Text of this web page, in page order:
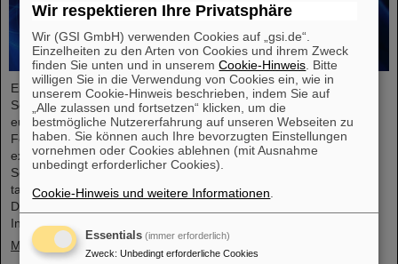
Einem internationalen Forschungsteam ist ein entscheidender
Schritt zu einer neuen Generation von Atomuhren gelungen. Am
europäischen Röntgenlaser European XFEL haben die
Forschenden auf Basis des Elements Scandium einen wesentlich
exakteren Taktgeber erzeugt, der eine Genauigkeit von einer
Sekunde in 300 Milliarden Jahren ermöglicht – das ist rund
tausendmal präziser als die Standard-Atomuhr auf Cäsium-Basis.
Das Team, zu dem auch Wissenschaftler*innen des Helmholtz-
Instituts Jena, ....
Mehr »
Wir respektieren Ihre Privatsphäre
Wir (GSI GmbH) verwenden Cookies auf „gsi.de“.
Einzelheiten zu den Arten von Cookies und ihrem Zweck
finden Sie unten und in unseremCookie-Hinweis . Bitte
willigen Sie in die Verwendung von Cookies ein, wie in
unserem Cookie-Hinweis beschrieben, indem Sie auf
„Alle zulassen und fortsetzen“ klicken, um die
bestmögliche Nutzererfahrung auf unseren Webseiten zu
haben. Sie können auch Ihre bevorzugten Einstellungen
vornehmen oder Cookies ablehnen (mit Ausnahme
unbedingt erforderlicher Cookies).
Cookie-Hinweis und weitere Informationen
Essentials (immer erforderlich)
Zweck: Unbedingt erforderliche Cookies